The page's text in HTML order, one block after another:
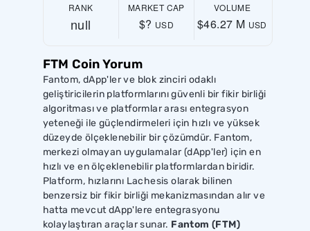
RANK
null
MARKET CAP
$? USD
VOLUME
$46.27 M USD
FTM Coin Yorum
Fantom, dApp'ler ve blok zinciri odaklı
geliştiricilerin platformlarını güvenli bir fikir birliği
algoritması ve platformlar arası entegrasyon
yeteneği ile güçlendirmeleri için hızlı ve yüksek
düzeyde ölçeklenebilir bir çözümdür. Fantom,
merkezi olmayan uygulamalar (dApp'ler) için en
hızlı ve en ölçeklenebilir platformlardan biridir.
Platform, hızlarını Lachesis olarak bilinen
benzersiz bir fikir birliği mekanizmasından alır ve
hatta mevcut dApp'lere entegrasyonu
kolaylaştıran araçlar sunar. Fantom (FTM)